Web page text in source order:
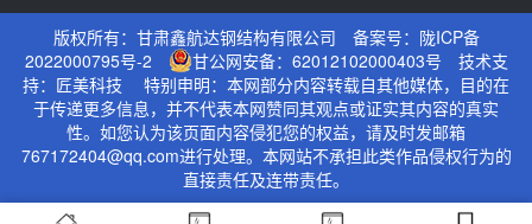
版权所有：甘肃鑫航达钢结构有限公司 备案号： 陇ICP备
2022000795号-2
甘公网安备：62012102000403号 技术支
持： 匠美科技 特别申明：本网部分内容转载自其他媒体，目的在
于传递更多信息，并不代表本网赞同其观点或证实其内容的真实
性。如您认为该页面内容侵犯您的权益，请及时发邮箱
767172404@qq.com进行处理。本网站不承担此类作品侵权行为的
直接责任及连带责任。